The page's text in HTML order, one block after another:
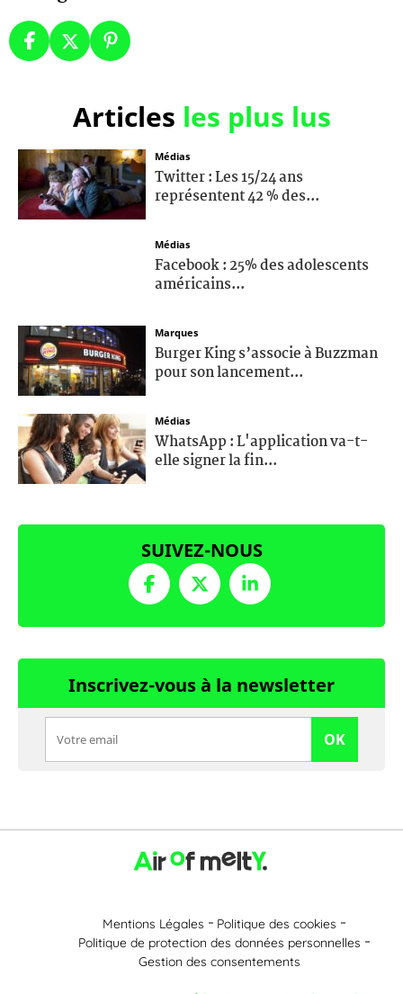
Articles les plus lus
Médias
Twitter : Les 15/24 ans
représentent 42 % des...
Médias
Facebook : 25% des adolescents
américains...
Marques
Burger King s’associe à Buzzman
pour son lancement...
Médias
WhatsApp : L'application va-t-
elle signer la fin...
SUIVEZ-NOUS
Inscrivez-vous à la newsletter
OK
Mentions Légales
Politique des cookies
Politique de protection des données personnelles
Gestion des consentements